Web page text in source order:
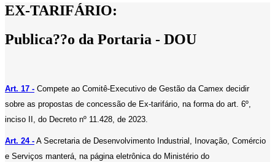
EX-TARIFÁRIO:
Publica??o da Portaria - DOU
Art. 17 - Compete ao Comitê-Executivo de Gestão da Camex decidir
sobre as propostas de concessão de Ex-tarifário, na forma do art. 6º,
inciso II, do Decreto nº 11.428, de 2023.
Art. 24 - A Secretaria de Desenvolvimento Industrial, Inovação, Comércio
e Serviços manterá, na página eletrônica do Ministério do